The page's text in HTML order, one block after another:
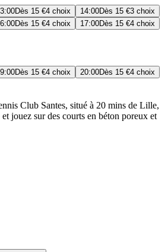
Dès 15 €4 choix 14:00Dès 15 €3 choix
Dès 15 €4 choix 17:00Dès 15 €4 choix
Dès 15 €4 choix 20:00Dès 15 €4 choix
Club Santes, situé à 20 mins de Lille,
jouez sur des courts en béton poreux et